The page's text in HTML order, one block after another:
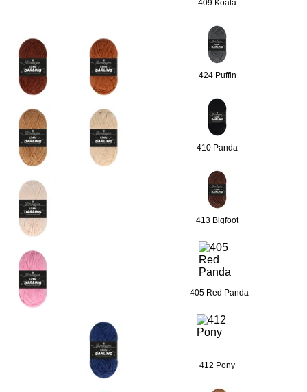
409 Koala
424 Puffin
410 Panda
413 Bigfoot
405 Red Panda
412 Pony